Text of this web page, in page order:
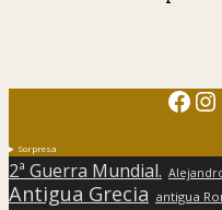
Sorpresa
2ª Guerra Mundial.
Antigua Grecia antigua